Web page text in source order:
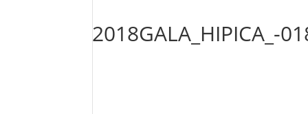
2018GALA_HIPICA_-